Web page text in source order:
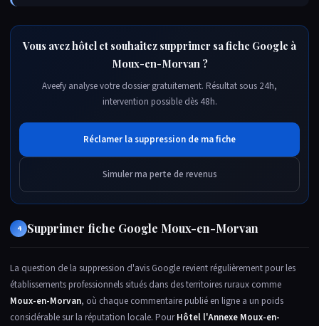
Vous avez hôtel et souhaitez supprimer sa fiche Google à
Moux-en-Morvan ?
Aveefy analyse votre dossier gratuitement. Résultat sous 24h,
intervention possible dès 48h.
Réclamer la suppression de ma fiche
Simuler ma perte de revenus
4 Supprimer fiche Google Moux-en-Morvan
La question de la suppression d'avis Google revient régulièrement pour les
établissements professionnels situés dans des territoires ruraux comme
Moux-en-Morvan, où chaque commentaire publié en ligne a un poids
considérable sur la réputation locale. PourHôtel l'Annexe Moux-en-